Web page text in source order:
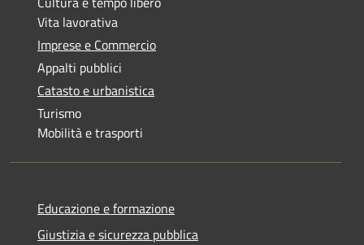
Vita lavorativa
Imprese e Commercio
Appalti pubblici
Catasto e urbanistica
Turismo
Mobilità e trasporti
Educazione e formazione
Giustizia e sicurezza pubblica